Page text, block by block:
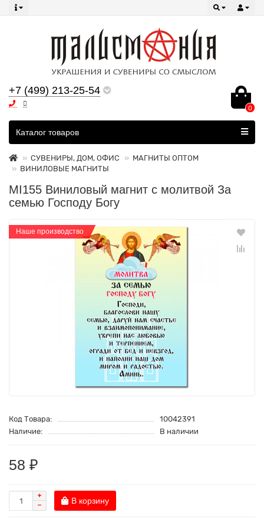
+7 (499) 213-25-54
0
Все категории
Каталог товаров
СУВЕНИРЫ, ДОМ, ОФИС
МАГНИТЫ ОПТОМ
ВИНИЛОВЫЕ МАГНИТЫ
MI155 Виниловый магнит с молитвой За
семью Господу Богу
Наше производство
Код Товара:
10042391
Наличие:
В наличии
58 ₽
В корзину